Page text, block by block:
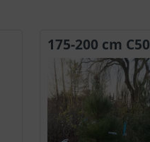
175-200 cm C50